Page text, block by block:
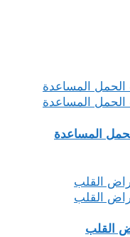
الحمل المساعدة
القلب